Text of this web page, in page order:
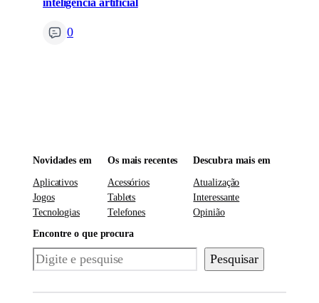
0
Novidades em
Aplicativos
Jogos
Tecnologias
Os mais recentes
Acessórios
Tablets
Telefones
Descubra mais em
Atualização
Interessante
Opinião
Encontre o que procura
Pesquisar Pesquisar